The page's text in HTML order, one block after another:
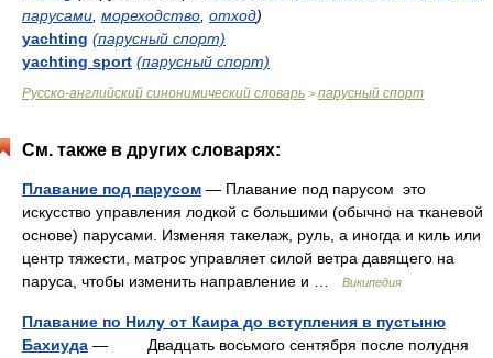
парусами мореходство отход)
yachting (парусный спорт)
yachting sport (парусный спорт)
Русско-английский синонимический словарь > парусный спорт
См. также в других словарях:
Плавание под парусом — Плавание под парусом это
искусство управления лодкой с большими (обычно на тканевой
основе) парусами. Изменяя такелаж, руль, а иногда и киль или
центр тяжести, матрос управляет силой ветра давящего на
паруса, чтобы изменить направление и …
Википедия
Плавание по Нилу от Каира до вступления в пустыню
Бахиуда — Двадцать восьмого сентября после полудня